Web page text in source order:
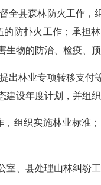
全县森林防火工作
防扑火工作；承担
物的防治、检疫、
出林业专项转移支
设年度计划，并组织
组织实施林业标准
、县处理山林纠纷